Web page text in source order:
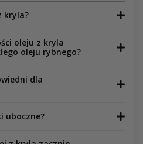
kryla?
oleju z kryla
oleju rybnego?
dla
uboczne?